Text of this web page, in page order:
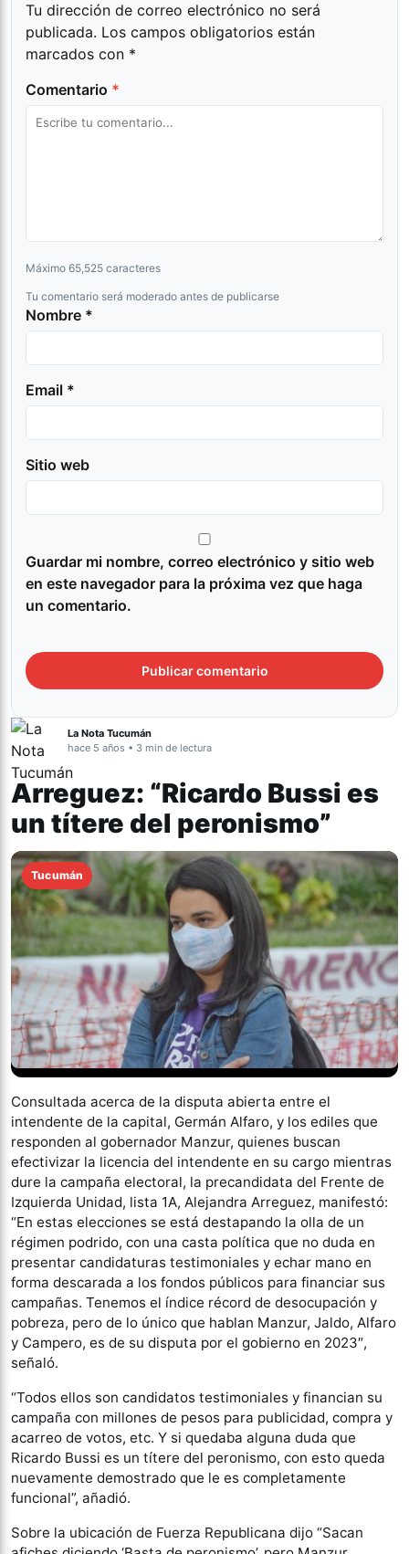
Tu dirección de correo electrónico no será
publicada. Los campos obligatorios están
marcados con *
Comentario *
Máximo 65,525 caracteres
Tu comentario será moderado antes de publicarse
Nombre *
Email *
Sitio web
Guardar mi nombre, correo electrónico y sitio web
en este navegador para la próxima vez que haga
un comentario.
La Nota Tucumán
hace 5 años • 3 min de lectura
Arreguez: “Ricardo Bussi es
un títere del peronismo”
Tucumán
Consultada acerca de la disputa abierta entre el
intendente de la capital, Germán Alfaro, y los ediles que
responden al gobernador Manzur, quienes buscan
efectivizar la licencia del intendente en su cargo mientras
dure la campaña electoral, la precandidata del Frente de
Izquierda Unidad, lista 1A, Alejandra Arreguez, manifestó:
“En estas elecciones se está destapando la olla de un
régimen podrido, con una casta política que no duda en
presentar candidaturas testimoniales y echar mano en
forma descarada a los fondos públicos para financiar sus
campañas. Tenemos el índice récord de desocupación y
pobreza, pero de lo único que hablan Manzur, Jaldo, Alfaro
y Campero, es de su disputa por el gobierno en 2023″,
señaló.
“Todos ellos son candidatos testimoniales y financian su
campaña con millones de pesos para publicidad, compra y
acarreo de votos, etc. Y si quedaba alguna duda que
Ricardo Bussi es un títere del peronismo, con esto queda
nuevamente demostrado que le es completamente
funcional”, añadió.
Sobre la ubicación de Fuerza Republicana dijo “Sacan